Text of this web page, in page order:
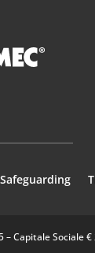
– Capitale Sociale